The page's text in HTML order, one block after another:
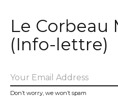
Le Corbeau
(Info-lettre)
Don’t worry, we won’t spam